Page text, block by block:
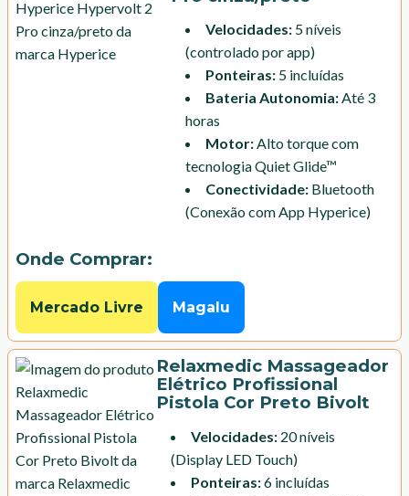
Velocidades: 5 níveis
(controlado por app)
Ponteiras: 5 incluídas
Bateria Autonomia:Até 3
horas
Motor:Alto torque com
tecnologia Quiet Glide™
Conectividade: Bluetooth
(Conexão com App Hyperice)
Onde Comprar:
Mercado Livre Magalu
Relaxmedic Massageador
Elétrico Profissional
Pistola Cor Preto Bivolt
Velocidades: 20 níveis
(Display LED Touch)
Ponteiras:6 incluídas